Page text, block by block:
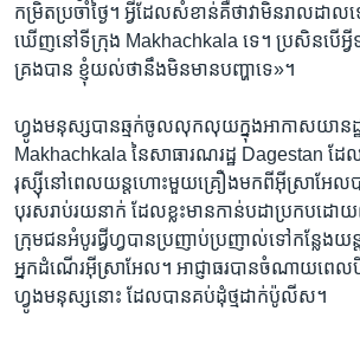
កម្រិត​ប្រចាំថ្ងៃ។ អ្វី​ដែល​សំខាន់​គឺ​ថា​វាមិនរាលដា
ឃើញនៅទីក្រុង Makhachkala ទេ។ ប្រសិនបើ​អ្វី​
គ្រង​បាន ខ្ញុំ​យល់ថានឹង​មិនមានបញ្ហា​ទេ»។​
ហ្វូងមនុស្សបាន​ឆ្មក់ចូលលុកលុយ​ក្នុង​អាកាសយានដ្ឋា
Makhachkala នៃសាធារណរដ្ឋ​ Dagestan​ ដែ
រុស្ស៊ី​នៅ​ពេល​យន្តហោះមួយ​គ្រឿងមក​ពី​អ៊ីស្រាអែល​
បុរស​រាប់រយនាក់​ ដែល​ខ្លះមាន​កាន់បដា​ប្រកប​ដោយ​
ក្រុម​ជនអំបូរ​ជ្វីហ្វ​បានប្រញាប់ប្រញាល់​ទៅ​កន្លែងយ
អ្នក​ដំណើរ​អ៊ីស្រាអែល។ អាជ្ញាធរបានចំណាយ​ពេ
ហ្វូង​មនុស្សនោះ ដែល​បាន​គប់ដុំថ្មដាក់​ប៉ូលីស។